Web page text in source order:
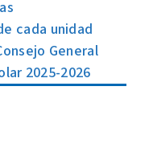
cada unidad
General
2025-2026